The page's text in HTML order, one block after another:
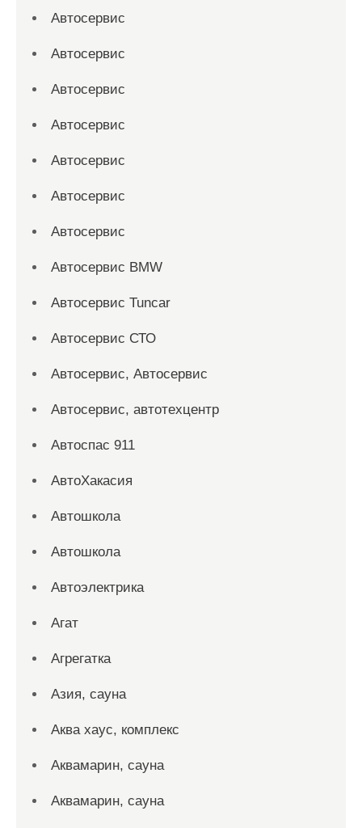
Автосервис
Автосервис
Автосервис
Автосервис
Автосервис
Автосервис
Автосервис
Автосервис BMW
Автосервис Tuncar
Автосервис СТО
Автосервис, Автосервис
Автосервис, автотехцентр
Автоспас 911
АвтоХакасия
Автошкола
Автошкола
Автоэлектрика
Агат
Агрегатка
Азия, сауна
Аква хаус, комплекс
Аквамарин, сауна
Аквамарин, сауна